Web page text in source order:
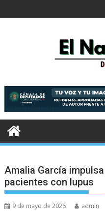
al
Amalia García
pacientes con lupus
9 de mayo de 2026 admin